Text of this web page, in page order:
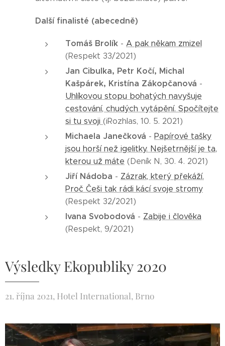
Další finalisté (abecedně)
Tomáš Brolík - A pak někam zmizel
(Respekt 33/2021)
Jan Cibulka, Petr Kočí, Michal
Kašpárek, Kristína Zákopčanová -
Uhlíkovou stopu bohatých navyšuje
cestování, chudých vytápění. Spočítejte
si tu svoji (iRozhlas, 10. 5. 2021)
Michaela Janečková - Papírové tašky
jsou horší než igelitky. Nejšetrnější je ta,
kterou už máte (Deník N, 30. 4. 2021)
Jiří Nádoba - Zázrak, který překáží.
Proč Češi tak rádi kácí svoje stromy
(Respekt 32/2021)
Ivana Svobodová - Zabije i člověka
(Respekt, 9/2021)
Výsledky Ekopubliky 2020
21. října 2021, Hotel International, Brno